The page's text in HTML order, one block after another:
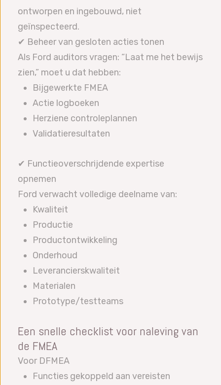
ontworpen en ingebouwd, niet
geïnspecteerd.
✔ Beheer van gesloten acties tonen
Als Ford auditors vragen: “Laat me het bewijs
zien,” moet u dat hebben:
Bijgewerkte FMEA
Actie logboeken
Herziene controleplannen
Validatieresultaten
✔ Functieoverschrijdende expertise
opnemen
Ford verwacht volledige deelname van:
Kwaliteit
Productie
Productontwikkeling
Onderhoud
Leverancierskwaliteit
Materialen
Prototype/testteams
Een snelle checklist voor naleving van
de FMEA
Voor DFMEA
Functies gekoppeld aan vereisten